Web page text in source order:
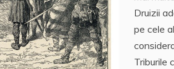
Druizii
pe cele
Triburile